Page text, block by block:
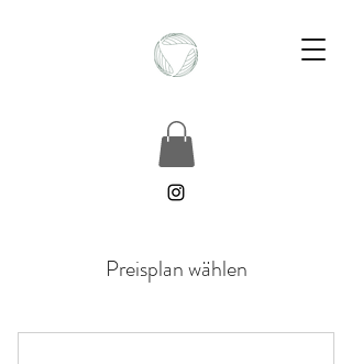
Preisplan wählen